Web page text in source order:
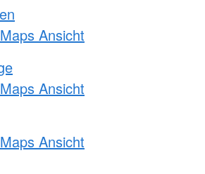
Ansicht
Ansicht
Ansicht